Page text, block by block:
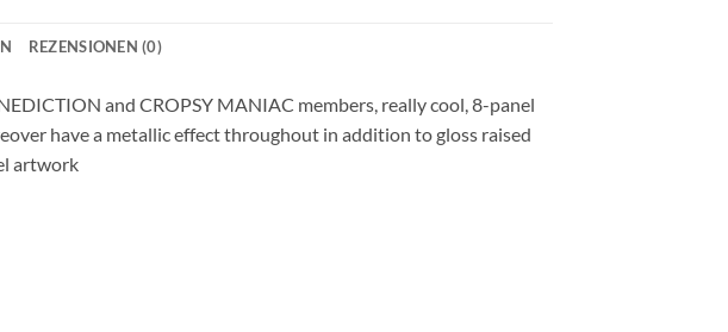
REZENSIONEN (0)
and CROPSY MANIAC members, really cool, 8-panel
have a metallic effect throughout in addition to gloss raised
artwork